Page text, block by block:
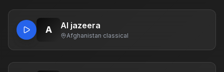
A Al jazeera
Afghanistan·classical